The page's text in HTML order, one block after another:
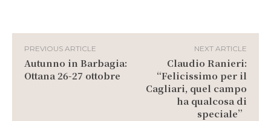
PREVIOUS ARTICLE
Autunno in Barbagia:
Ottana 26-27 ottobre
NEXT ARTICLE
Claudio Ranieri:
“Felicissimo per il
Cagliari, quel campo
ha qualcosa di
speciale”